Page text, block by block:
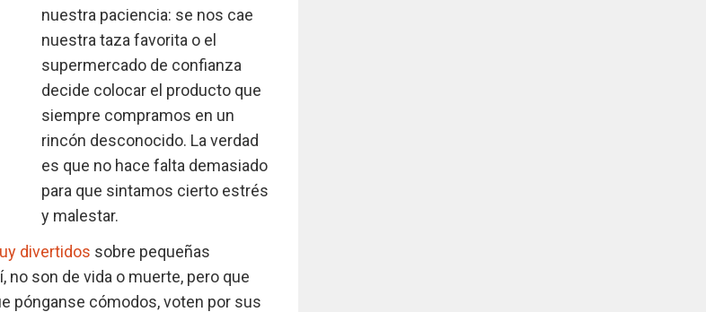
nuestra paciencia: se nos cae
nuestra taza favorita o el
supermercado de confianza
decide colocar el producto que
siempre compramos en un
rincón desconocido. La verdad
es que no hace falta demasiado
para que sintamos cierto estrés
y malestar.
divertidos sobre pequeñas
no son de vida o muerte, pero que
pónganse cómodos, voten por sus